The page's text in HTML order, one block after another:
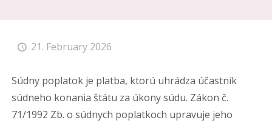
21. February 2026
Súdny poplatok je platba, ktorú uhrádza účastník
súdneho konania štátu za úkony súdu. Zákon č.
71/1992 Zb. o súdnych poplatkoch upravuje jeho